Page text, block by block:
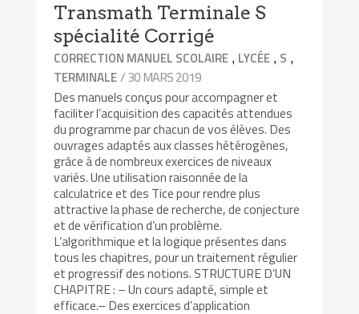
Transmath Terminale S
spécialité Corrigé
CORRECTION MANUEL SCOLAIRE , LYCÉE , S ,
TERMINALE/ 30 MARS 2019
Des manuels conçus pour accompagner et
faciliter l’acquisition des capacités attendues
du programme par chacun de vos élèves. Des
ouvrages adaptés aux classes hétérogènes,
grâce à de nombreux exercices de niveaux
variés. Une utilisation raisonnée de la
calculatrice et des Tice pour rendre plus
attractive la phase de recherche, de conjecture
et de vérification d’un problème.
L’algorithmique et la logique présentes dans
tous les chapitres, pour un traitement régulier
et progressif des notions. STRUCTURE D’UN
CHAPITRE : – Un cours adapté, simple et
efficace.– Des exercices d’application